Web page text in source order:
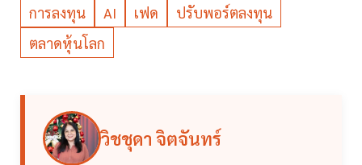
การลงทุน
AI เฟด
ปรับพอร์ตลงทุน
ตลาดหุ้นโลก
วิชชุดา จิตจันทร์